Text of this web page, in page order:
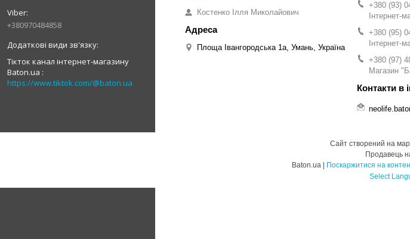
+380970484858
Тікток канал інтернет-магазину
Baton.ua
https://www.tiktok.com/@baton.ua
Костенко Ілля Миколайович
Площа Івангородська 1а, Умань, Україна
+380 (93)
Інтернет-
+380 (95)
Інтернет-
+380 (97)
Магазин
Сайт створений на
Продавець
Baton.ua | Поскаржитися на
Select